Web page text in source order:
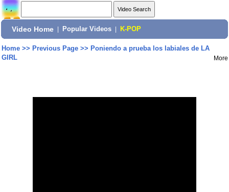
Video Home Popular Videos K-POP
Home>> Previous Page>> Poniendo a prueba los labiales de LA
GIRL
More